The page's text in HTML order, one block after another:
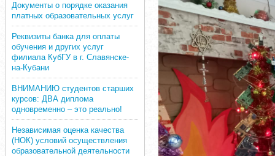
Документы о порядке оказания
платных образовательных услуг
Реквизиты банка для оплаты
обучения и других услуг
филиала КубГУ в г. Славянске-
на-Кубани
ВНИМАНИЮ студентов старших
курсов: ДВА диплома
одновременно – это реально!
Независимая оценка качества
(НОК) условий осуществления
образовательной деятельности